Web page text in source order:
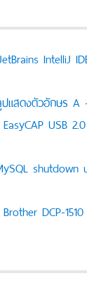
IntelliJ
ปแสดงตัวอักษร A
EasyCAP USB
DCP-